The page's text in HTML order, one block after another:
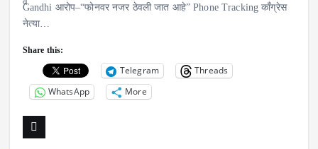
Gandhi आरोप–“फोनवर नजर ठेवली जात आहे” Phone Tracking काँग्रेस
नेत्या…
Share this:
Telegram
Threads
WhatsApp
More